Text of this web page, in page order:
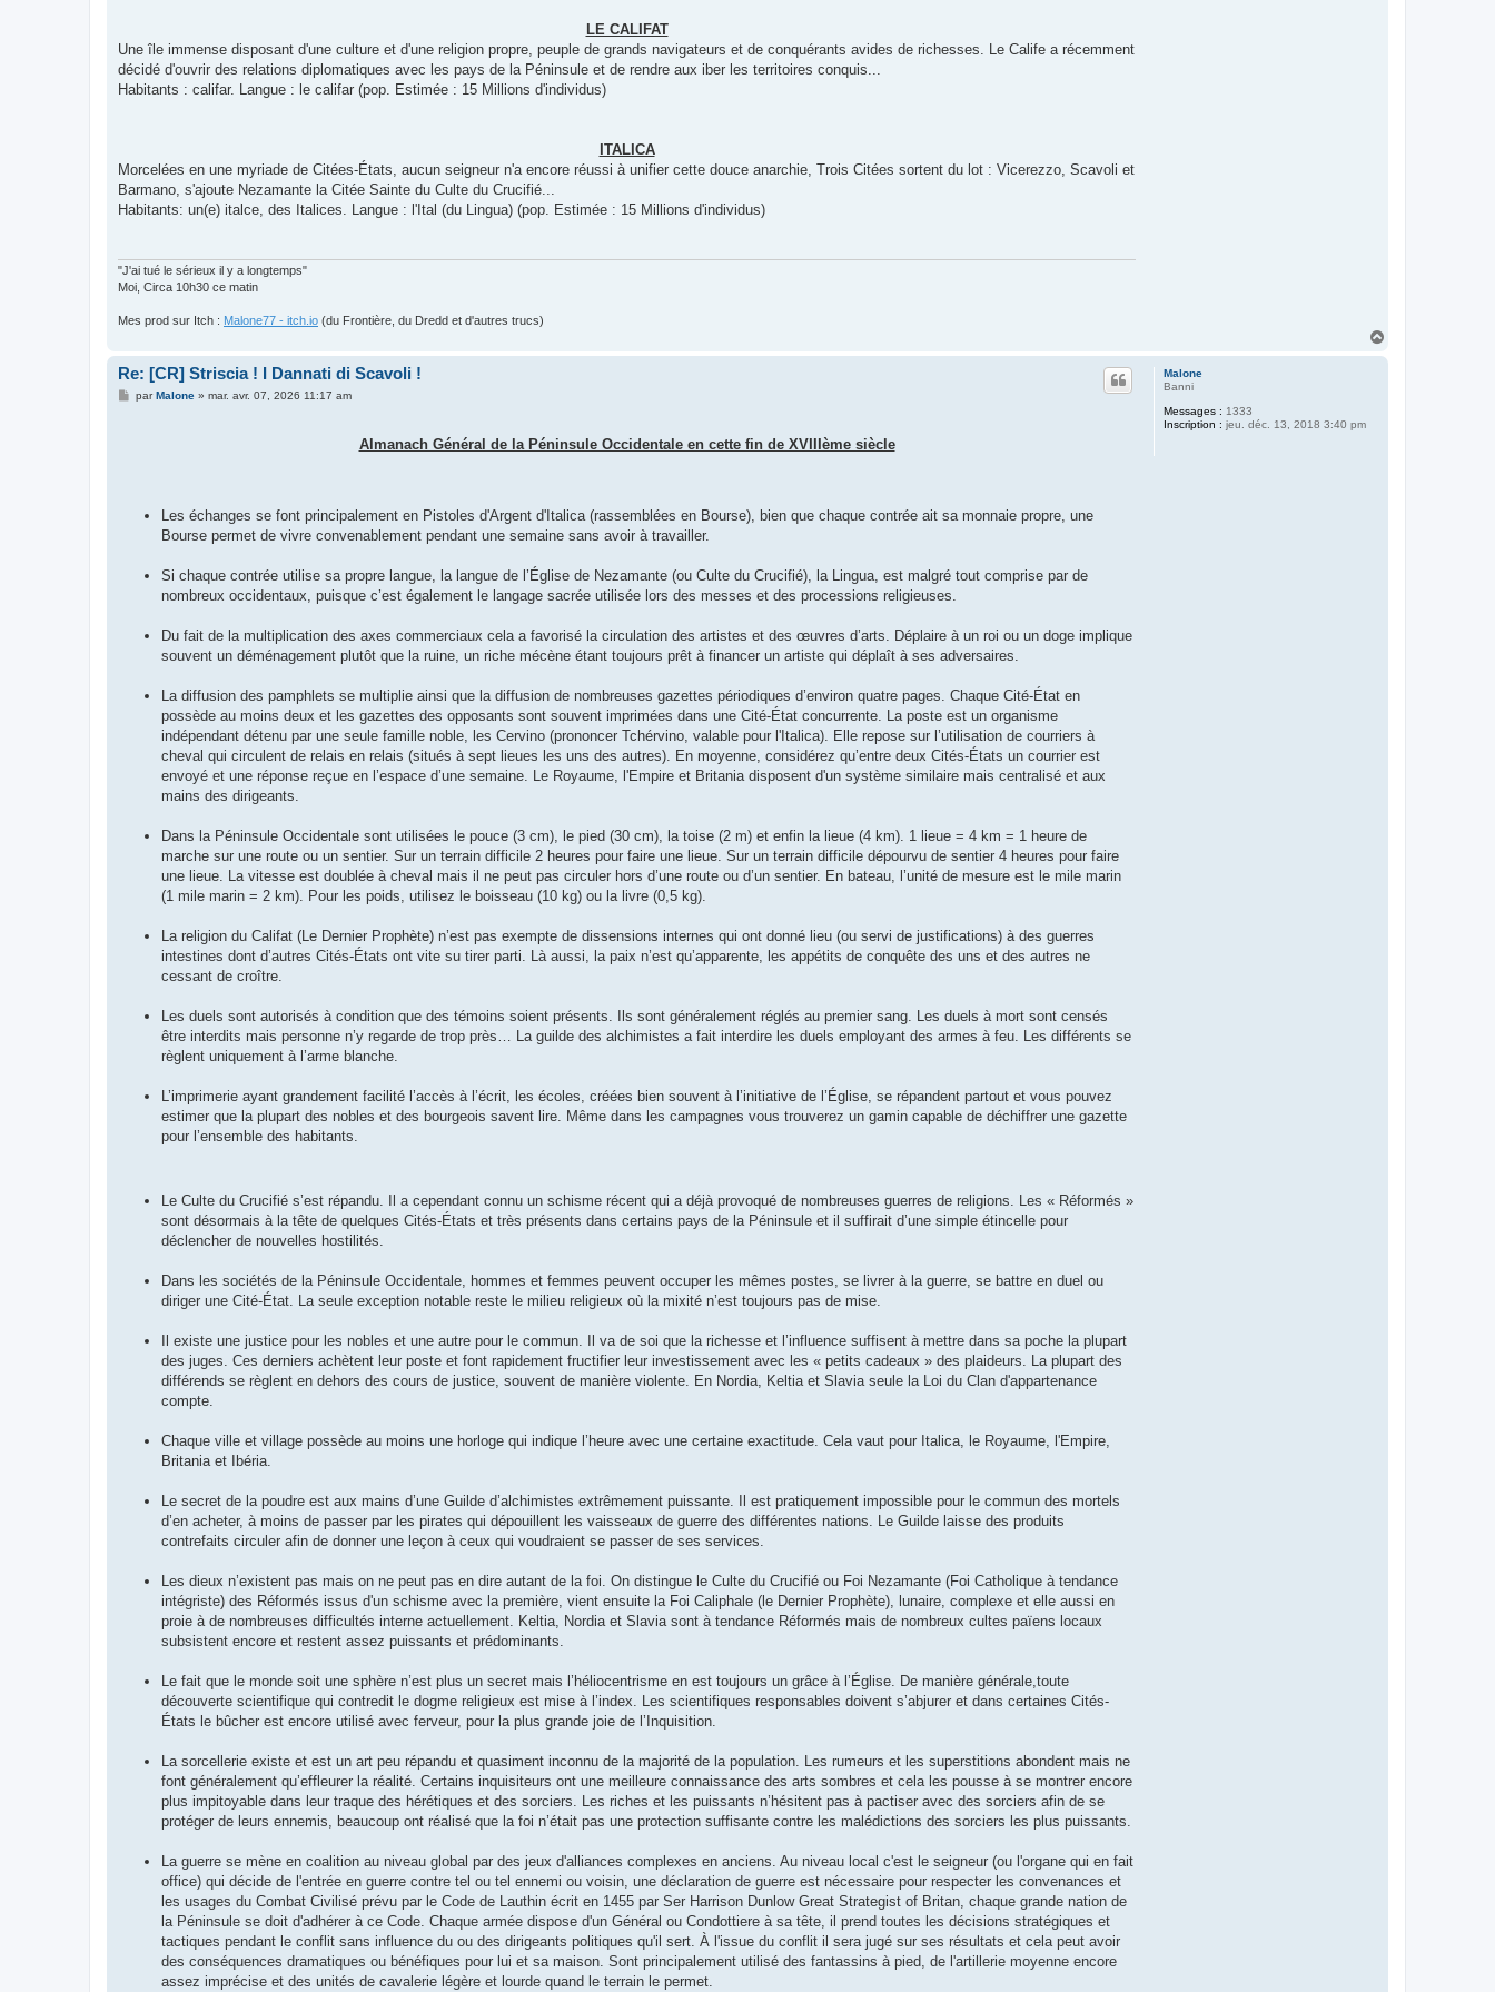
LE CALIFAT
Une île immense disposant d'une culture et d'une religion propre, peuple de grands navigateurs et de conquérants avides de richesses. Le Calife a récemment
décidé d'ouvrir des relations diplomatiques avec les pays de la Péninsule et de rendre aux iber les territoires conquis...
Habitants : califar. Langue : le califar (pop. Estimée : 15 Millions d'individus)
ITALICA
Morcelées en une myriade de Citées-États, aucun seigneur n'a encore réussi à unifier cette douce anarchie, Trois Citées sortent du lot : Vicerezzo, Scavoli et
Barmano, s'ajoute Nezamante la Citée Sainte du Culte du Crucifié...
Habitants: un(e) italce, des Italices. Langue : l'Ital (du Lingua) (pop. Estimée : 15 Millions d'individus)
"J'ai tué le sérieux il y a longtemps"
Moi, Circa 10h30 ce matin
Mes prod sur Itch : Malone77 - itch.io (du Frontière, du Dredd et d'autres trucs)
Malone
Banni
Messages : 1333
Inscription : jeu. déc. 13, 2018 3:40 pm
Re: [CR] Striscia ! I Dannati di Scavoli !
MparMalone» mar. avr. 07, 2026 11:17 am
Almanach Général de la Péninsule Occidentale en cette fin de XVIIIème siècle
Les échanges se font principalement en Pistoles d'Argent d'Italica (rassemblées en Bourse), bien que chaque contrée ait sa monnaie propre, une
Bourse permet de vivre convenablement pendant une semaine sans avoir à travailler.
Si chaque contrée utilise sa propre langue, la langue de l’Église de Nezamante (ou Culte du Crucifié), la Lingua, est malgré tout comprise par de
nombreux occidentaux, puisque c’est également le langage sacrée utilisée lors des messes et des processions religieuses.
Du fait de la multiplication des axes commerciaux cela a favorisé la circulation des artistes et des œuvres d’arts. Déplaire à un roi ou un doge implique
souvent un déménagement plutôt que la ruine, un riche mécène étant toujours prêt à financer un artiste qui déplaît à ses adversaires.
La diffusion des pamphlets se multiplie ainsi que la diffusion de nombreuses gazettes périodiques d’environ quatre pages. Chaque Cité-État en
possède au moins deux et les gazettes des opposants sont souvent imprimées dans une Cité-État concurrente. La poste est un organisme
indépendant détenu par une seule famille noble, les Cervino (prononcer Tchérvino, valable pour l'Italica). Elle repose sur l’utilisation de courriers à
cheval qui circulent de relais en relais (situés à sept lieues les uns des autres). En moyenne, considérez qu’entre deux Cités-États un courrier est
envoyé et une réponse reçue en l’espace d’une semaine. Le Royaume, l'Empire et Britania disposent d'un système similaire mais centralisé et aux
mains des dirigeants.
Dans la Péninsule Occidentale sont utilisées le pouce (3 cm), le pied (30 cm), la toise (2 m) et enfin la lieue (4 km). 1 lieue = 4 km = 1 heure de
marche sur une route ou un sentier. Sur un terrain difficile 2 heures pour faire une lieue. Sur un terrain difficile dépourvu de sentier 4 heures pour faire
une lieue. La vitesse est doublée à cheval mais il ne peut pas circuler hors d’une route ou d’un sentier. En bateau, l’unité de mesure est le mile marin
(1 mile marin = 2 km). Pour les poids, utilisez le boisseau (10 kg) ou la livre (0,5 kg).
La religion du Califat (Le Dernier Prophète) n’est pas exempte de dissensions internes qui ont donné lieu (ou servi de justifications) à des guerres
intestines dont d’autres Cités-États ont vite su tirer parti. Là aussi, la paix n’est qu’apparente, les appétits de conquête des uns et des autres ne
cessant de croître.
Les duels sont autorisés à condition que des témoins soient présents. Ils sont généralement réglés au premier sang. Les duels à mort sont censés
être interdits mais personne n’y regarde de trop près… La guilde des alchimistes a fait interdire les duels employant des armes à feu. Les différents se
règlent uniquement à l’arme blanche.
L’imprimerie ayant grandement facilité l’accès à l’écrit, les écoles, créées bien souvent à l’initiative de l’Église, se répandent partout et vous pouvez
estimer que la plupart des nobles et des bourgeois savent lire. Même dans les campagnes vous trouverez un gamin capable de déchiffrer une gazette
pour l’ensemble des habitants.
Le Culte du Crucifié s’est répandu. Il a cependant connu un schisme récent qui a déjà provoqué de nombreuses guerres de religions. Les « Réformés »
sont désormais à la tête de quelques Cités-États et très présents dans certains pays de la Péninsule et il suffirait d’une simple étincelle pour
déclencher de nouvelles hostilités.
Dans les sociétés de la Péninsule Occidentale, hommes et femmes peuvent occuper les mêmes postes, se livrer à la guerre, se battre en duel ou
diriger une Cité-État. La seule exception notable reste le milieu religieux où la mixité n’est toujours pas de mise.
Il existe une justice pour les nobles et une autre pour le commun. Il va de soi que la richesse et l’influence suffisent à mettre dans sa poche la plupart
des juges. Ces derniers achètent leur poste et font rapidement fructifier leur investissement avec les « petits cadeaux » des plaideurs. La plupart des
différends se règlent en dehors des cours de justice, souvent de manière violente. En Nordia, Keltia et Slavia seule la Loi du Clan d'appartenance
compte.
Chaque ville et village possède au moins une horloge qui indique l’heure avec une certaine exactitude. Cela vaut pour Italica, le Royaume, l'Empire,
Britania et Ibéria.
Le secret de la poudre est aux mains d’une Guilde d’alchimistes extrêmement puissante. Il est pratiquement impossible pour le commun des mortels
d’en acheter, à moins de passer par les pirates qui dépouillent les vaisseaux de guerre des différentes nations. Le Guilde laisse des produits
contrefaits circuler afin de donner une leçon à ceux qui voudraient se passer de ses services.
Les dieux n’existent pas mais on ne peut pas en dire autant de la foi. On distingue le Culte du Crucifié ou Foi Nezamante (Foi Catholique à tendance
intégriste) des Réformés issus d'un schisme avec la première, vient ensuite la Foi Caliphale (le Dernier Prophète), lunaire, complexe et elle aussi en
proie à de nombreuses difficultés interne actuellement. Keltia, Nordia et Slavia sont à tendance Réformés mais de nombreux cultes païens locaux
subsistent encore et restent assez puissants et prédominants.
Le fait que le monde soit une sphère n’est plus un secret mais l’héliocentrisme en est toujours un grâce à l’Église. De manière générale,toute
découverte scientifique qui contredit le dogme religieux est mise à l’index. Les scientifiques responsables doivent s’abjurer et dans certaines Cités-
États le bûcher est encore utilisé avec ferveur, pour la plus grande joie de l’Inquisition.
La sorcellerie existe et est un art peu répandu et quasiment inconnu de la majorité de la population. Les rumeurs et les superstitions abondent mais ne
font généralement qu’effleurer la réalité. Certains inquisiteurs ont une meilleure connaissance des arts sombres et cela les pousse à se montrer encore
plus impitoyable dans leur traque des hérétiques et des sorciers. Les riches et les puissants n’hésitent pas à pactiser avec des sorciers afin de se
protéger de leurs ennemis, beaucoup ont réalisé que la foi n’était pas une protection suffisante contre les malédictions des sorciers les plus puissants.
La guerre se mène en coalition au niveau global par des jeux d'alliances complexes en anciens. Au niveau local c'est le seigneur (ou l'organe qui en fait
office) qui décide de l'entrée en guerre contre tel ou tel ennemi ou voisin, une déclaration de guerre est nécessaire pour respecter les convenances et
les usages du Combat Civilisé prévu par le Code de Lauthin écrit en 1455 par Ser Harrison Dunlow Great Strategist of Britan, chaque grande nation de
la Péninsule se doit d'adhérer à ce Code. Chaque armée dispose d'un Général ou Condottiere à sa tête, il prend toutes les décisions stratégiques et
tactiques pendant le conflit sans influence du ou des dirigeants politiques qu'il sert. À l'issue du conflit il sera jugé sur ses résultats et cela peut avoir
des conséquences dramatiques ou bénéfiques pour lui et sa maison. Sont principalement utilisé des fantassins à pied, de l'artillerie moyenne encore
assez imprécise et des unités de cavalerie légère et lourde quand le terrain le permet.